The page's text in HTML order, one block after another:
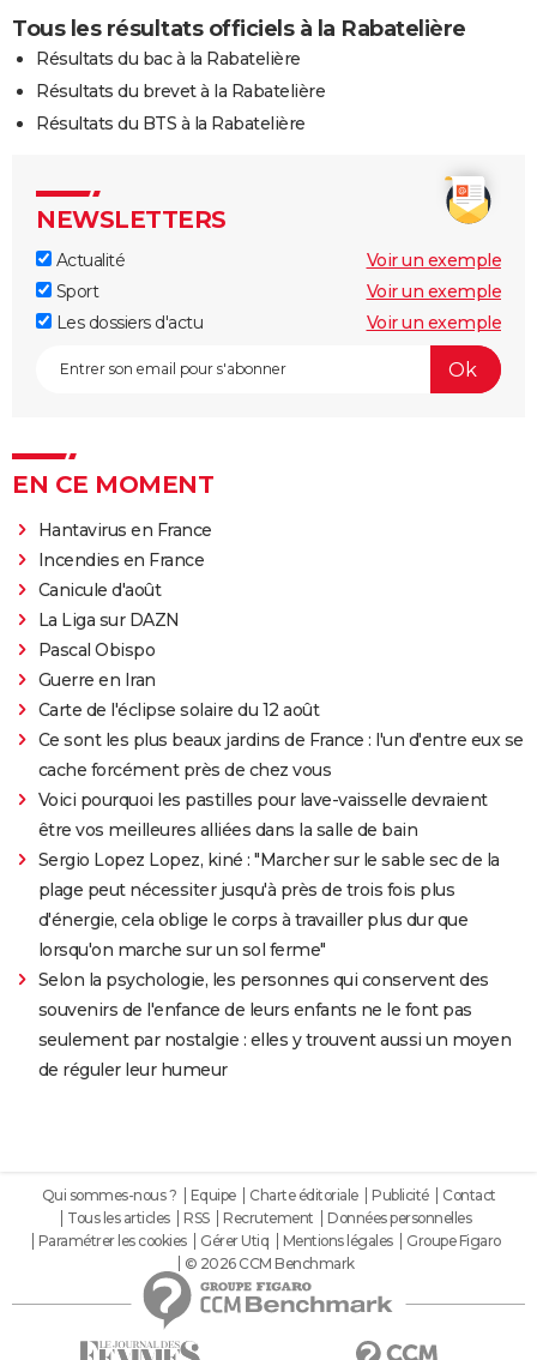
Tous les résultats officiels à la Rabatelière
Résultats du bac à la Rabatelière
Résultats du brevet à la Rabatelière
Résultats du BTS à la Rabatelière
NEWSLETTERS
Actualité
Voir un exemple
Sport
Voir un exemple
Les dossiers d'actu
Voir un exemple
EN CE MOMENT
Hantavirus en France
Incendies en France
Canicule d'août
La Liga sur DAZN
Pascal Obispo
Guerre en Iran
Carte de l'éclipse solaire du 12 août
Ce sont les plus beaux jardins de France : l'un d'entre eux se
cache forcément près de chez vous
Voici pourquoi les pastilles pour lave-vaisselle devraient
être vos meilleures alliées dans la salle de bain
Sergio Lopez Lopez, kiné : "Marcher sur le sable sec de la
plage peut nécessiter jusqu'à près de trois fois plus
d'énergie, cela oblige le corps à travailler plus dur que
lorsqu'on marche sur un sol ferme"
Selon la psychologie, les personnes qui conservent des
souvenirs de l'enfance de leurs enfants ne le font pas
seulement par nostalgie : elles y trouvent aussi un moyen
de réguler leur humeur
Qui sommes-nous ? Equipe Charte éditoriale Publicité
Contact
Tous les articles
RSS Recrutement
Données personnelles
Paramétrer les cookies
Gérer Utiq Mentions légales
Groupe Figaro
© 2026 CCM Benchmark